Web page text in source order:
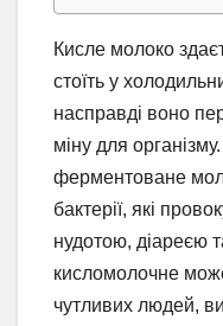
Кисле молоко
стоїть у
насправді воно
міну для
ферментоване
бактерії, які
нудотою, діареєю
кисломолочне
чутливих людей,